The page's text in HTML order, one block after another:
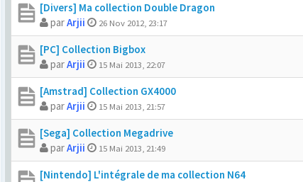
[Divers] Ma collection Double Dragon
parArjii 26 Nov 2012, 23:17
[PC] Collection Bigbox
parArjii 15 Mai 2013, 22:07
[Amstrad] Collection GX4000
parArjii 15 Mai 2013, 21:57
[Sega] Collection Megadrive
parArjii 15 Mai 2013, 21:49
[Nintendo] L'intégrale de ma collection N64